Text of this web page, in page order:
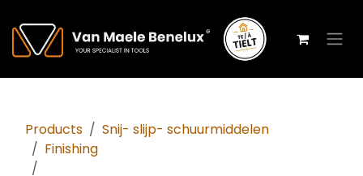
Products
Snij- slijp- schuurmiddelen
Finishing